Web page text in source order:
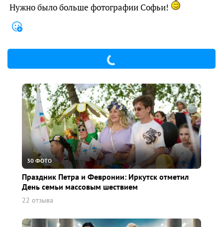
Нужно было больше фотографии Софьи!
30 ФОТО
Праздник Петра и Февронии: Иркутск отметил
День семьи массовым шествием
22 отзыва